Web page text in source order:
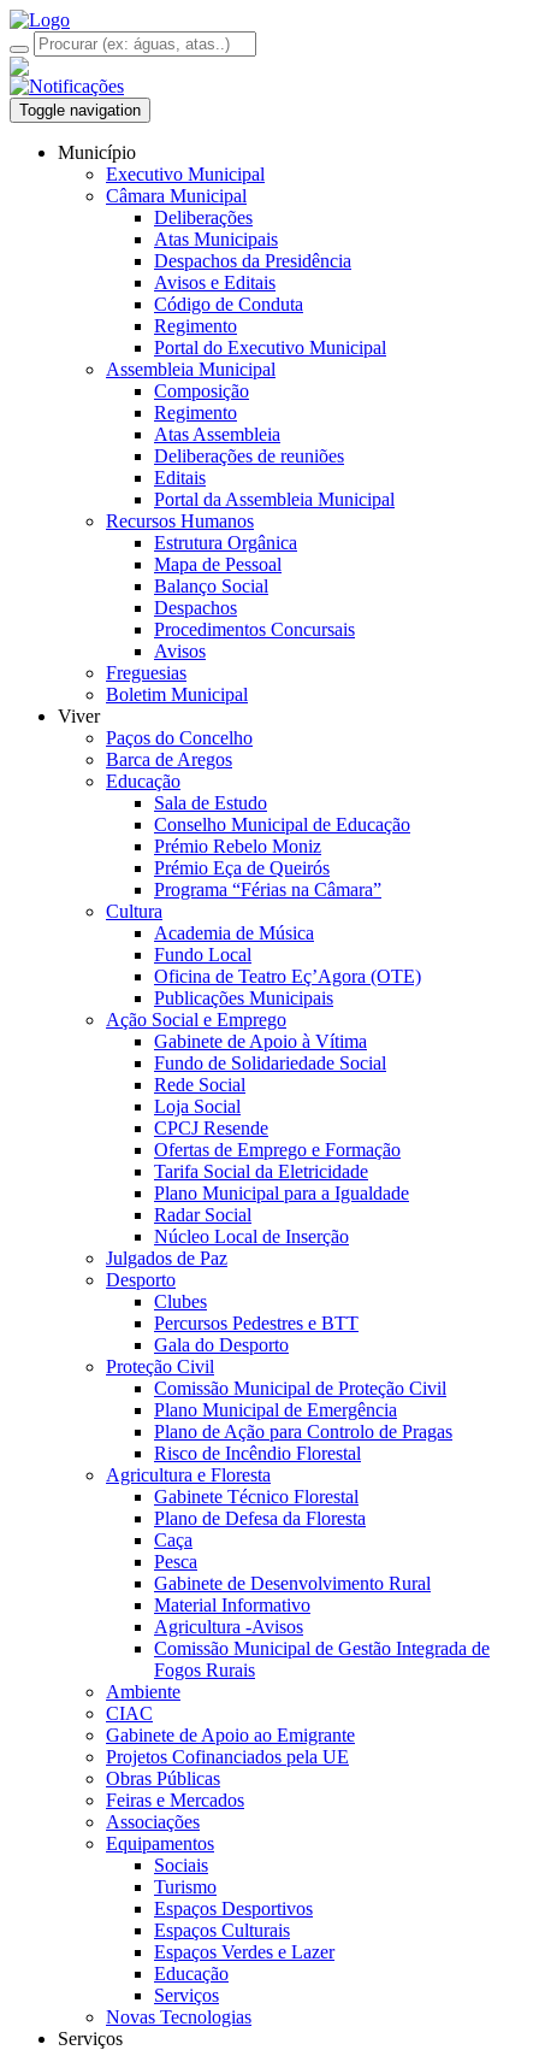
Toggle navigation
Município
Executivo Municipal
Câmara Municipal
Deliberações
Atas Municipais
Despachos da Presidência
Avisos e Editais
Código de Conduta
Regimento
Portal do Executivo Municipal
Assembleia Municipal
Composição
Regimento
Atas Assembleia
Deliberações de reuniões
Editais
Portal da Assembleia Municipal
Recursos Humanos
Estrutura Orgânica
Mapa de Pessoal
Balanço Social
Despachos
Procedimentos Concursais
Avisos
Freguesias
Boletim Municipal
Viver
Paços do Concelho
Barca de Aregos
Educação
Sala de Estudo
Conselho Municipal de Educação
Prémio Rebelo Moniz
Prémio Eça de Queirós
Programa “Férias na Câmara”
Cultura
Academia de Música
Fundo Local
Oficina de Teatro Eç’Agora (OTE)
Publicações Municipais
Ação Social e Emprego
Gabinete de Apoio à Vítima
Fundo de Solidariedade Social
Rede Social
Loja Social
CPCJ Resende
Ofertas de Emprego e Formação
Tarifa Social da Eletricidade
Plano Municipal para a Igualdade
Radar Social
Núcleo Local de Inserção
Julgados de Paz
Desporto
Clubes
Percursos Pedestres e BTT
Gala do Desporto
Proteção Civil
Comissão Municipal de Proteção Civil
Plano Municipal de Emergência
Plano de Ação para Controlo de Pragas
Risco de Incêndio Florestal
Agricultura e Floresta
Gabinete Técnico Florestal
Plano de Defesa da Floresta
Caça
Pesca
Gabinete de Desenvolvimento Rural
Material Informativo
Agricultura -Avisos
Comissão Municipal de Gestão Integrada de
Fogos Rurais
Ambiente
CIAC
Gabinete de Apoio ao Emigrante
Projetos Cofinanciados pela UE
Obras Públicas
Feiras e Mercados
Associações
Equipamentos
Sociais
Turismo
Espaços Desportivos
Espaços Culturais
Espaços Verdes e Lazer
Educação
Serviços
Novas Tecnologias
Serviços